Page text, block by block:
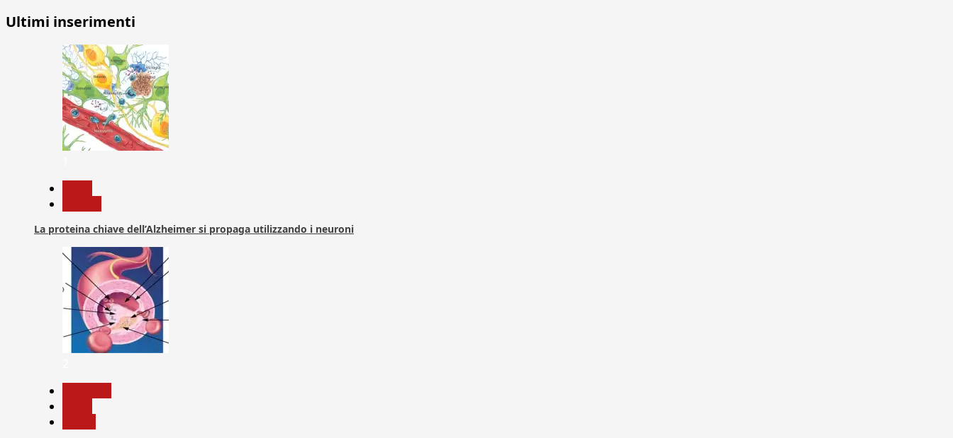
Ultimi inserimenti
La proteina chiave dell’Alzheimer si propaga utilizzando i neuroni